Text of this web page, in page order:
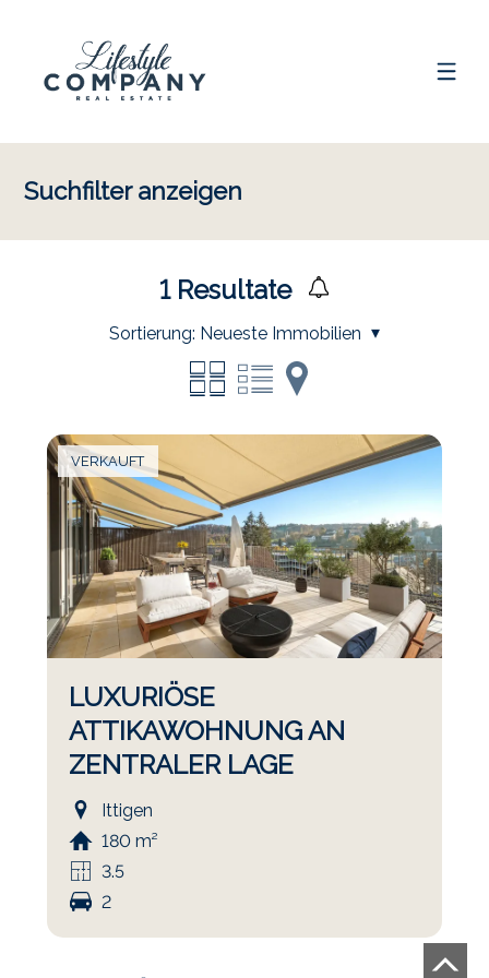
Suchfilter anzeigen
1Resultate
Sortierung: Neueste Immobilien
VERKAUFT
LUXURIÖSE
ATTIKAWOHNUNG AN
ZENTRALER LAGE
Ittigen
180 m²
3.5
2